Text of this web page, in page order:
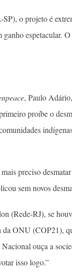
o projeto é
espetacular.
, Paulo
proíbe o
preciso
sem novos
(Rede-RJ), se
ONU (COP21),
ouça a
isso logo.”